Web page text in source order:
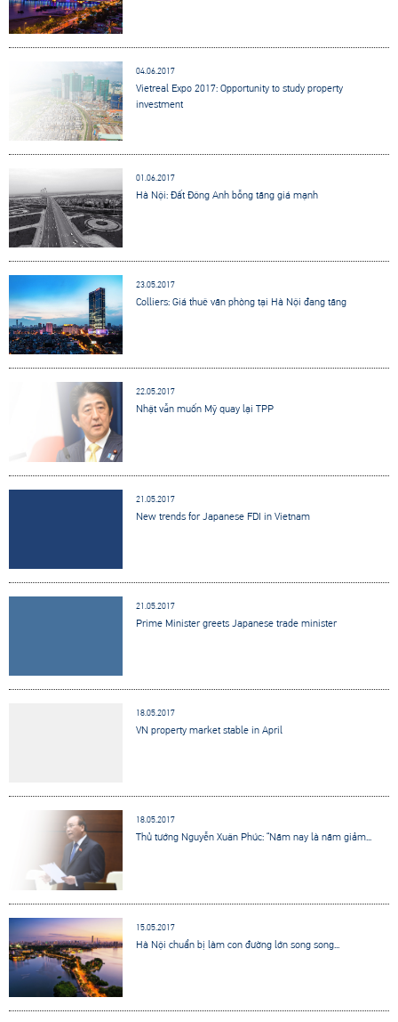
04.06.2017
Vietreal Expo 2017: Opportunity to study property
investment
01.06.2017
Hà Nội: Đất Đông Anh bỗng tăng giá mạnh
23.05.2017
Colliers: Giá thuê văn phòng tại Hà Nội đang tăng
22.05.2017
Nhật vẫn muốn Mỹ quay lại TPP
21.05.2017
New trends for Japanese FDI in Vietnam
21.05.2017
Prime Minister greets Japanese trade minister
18.05.2017
VN property market stable in April
18.05.2017
Thủ tướng Nguyễn Xuân Phúc: “Năm nay là năm giảm...
15.05.2017
Hà Nội chuẩn bị làm con đường lớn song song...